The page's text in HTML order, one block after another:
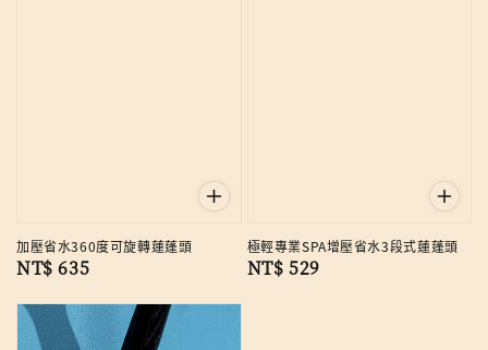
加壓省水360度可旋轉蓮蓬頭
Regular
NT$ 635
極輕專業SPA增壓省水3段式蓮蓬頭
Regular
NT$ 529